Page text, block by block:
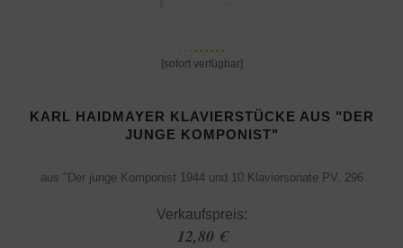
[sofort verfügbar]
KARL HAIDMAYER KLAVIERSTÜCKE AUS "DER
JUNGE KOMPONIST"
aus "Der junge Komponist 1944 und 10.Klaviersonate PV. 296
Verkaufspreis:
12,80 €